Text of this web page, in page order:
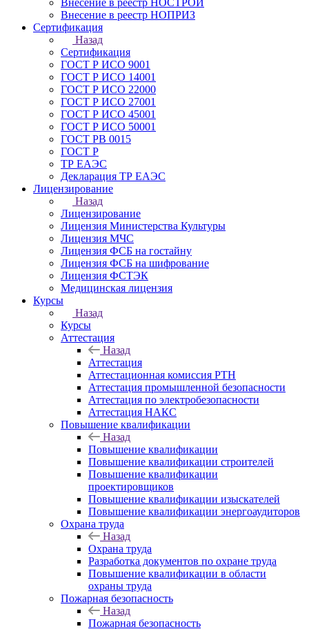
Внесение в реестр НОСТРОЙ
Внесение в реестр НОПРИЗ
Сертификация
Назад
Сертификация
ГОСТ Р ИСО 9001
ГОСТ Р ИСО 14001
ГОСТ Р ИСО 22000
ГОСТ Р ИСО 27001
ГОСТ Р ИСО 45001
ГОСТ Р ИСО 50001
ГОСТ РВ 0015
ГОСТ Р
ТР ЕАЭС
Декларация ТР ЕАЭС
Лицензирование
Назад
Лицензирование
Лицензия Министерства Культуры
Лицензия МЧС
Лицензия ФСБ на гостайну
Лицензия ФСБ на шифрование
Лицензия ФСТЭК
Медицинская лицензия
Курсы
Назад
Курсы
Аттестация
Назад
Аттестация
Аттестационная комиссия РТН
Аттестация промышленной безопасности
Аттестация по электробезопасности
Аттестация НАКС
Повышение квалификации
Назад
Повышение квалификации
Повышение квалификации строителей
Повышение квалификации
проектировщиков
Повышение квалификации изыскателей
Повышение квалификации энергоаудиторов
Охрана труда
Назад
Охрана труда
Разработка документов по охране труда
Повышение квалификации в области
охраны труда
Пожарная безопасность
Назад
Пожарная безопасность